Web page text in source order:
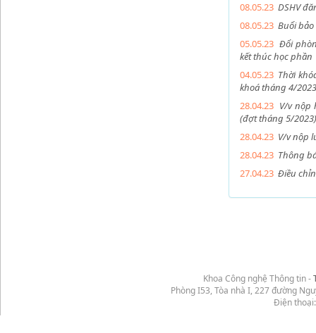
08.05.23 DSHV
08.05.23 Buổi
05.05.23 Đổi
kết thúc học phần
04.05.23 Thời
khoá tháng 4/2023
28.04.23 V/v nộp
(đợt tháng 5/2023)
28.04.23 V/v nộp
28.04.23 Thông
27.04.23 Điều
Khoa Công nghệ Thông tin -
Phòng I53, Tòa nhà I, 227 đường
Điện